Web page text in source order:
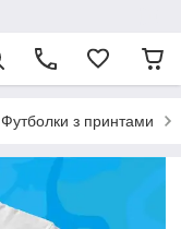
Футболки з принтами